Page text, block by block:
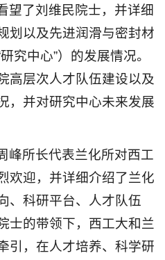
望了刘维民院士，并详细
划以及先进润滑与密封材
究中心”）的发展情况。
高层次人才队伍建设以及
，并对研究中心未来发展
峰所长代表兰化所对西工
欢迎，并详细介绍了兰化
、科研平台、人才队伍
士的带领下，西工大和兰
引，在人才培养、科学研